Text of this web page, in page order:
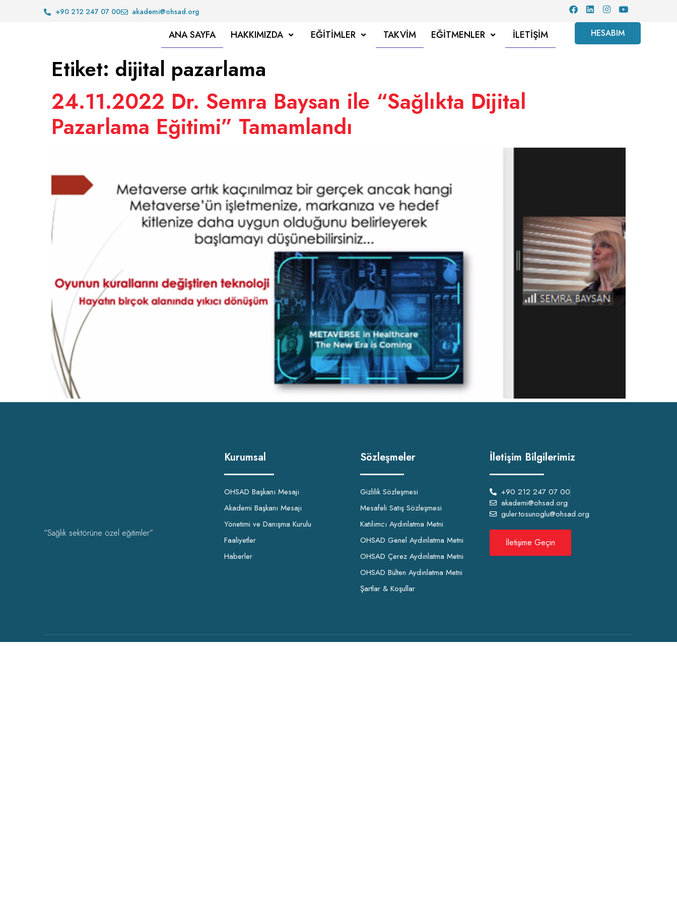
+90 212 247 07 00 akademi@ohsad.org
ANA SAYFA HAKKIMIZDA EĞITIMLER TAKVIM EĞITMENLER İLETIŞIM HESABIM
Etiket: dijital pazarlama
24.11.2022 Dr. Semra Baysan ile “Sağlıkta Dijital
Pazarlama Eğitimi” Tamamlandı
“Sağlık sektörüne özel eğitimler”
Kurumsal
OHSAD Başkanı Mesajı
Akademi Başkanı Mesajı
Yönetimi ve Danışma Kurulu
Faaliyetler
Haberler
Sözleşmeler
Gizlilik Sözleşmesi
Mesafeli Satış Sözleşmesi
Katılımcı Aydınlatma Metni
OHSAD Genel Aydınlatma Metni
OHSAD Çerez Aydınlatma Metni
OHSAD Bülten Aydınlatma Metni
Şartlar & Koşullar
İletişim Bilgilerimiz
+90 212 247 07 00
akademi@ohsad.org
guler.tosunoglu@ohsad.org
İletişime Geçin